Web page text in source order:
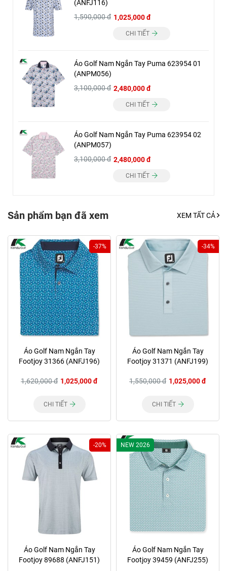
(ANFJ116)
1,590,000 đ 1,025,000 đ
CHI TIẾT
Áo Golf Nam Ngắn Tay Puma 623954 01
(ANPM056)
3,100,000 đ 2,480,000 đ
CHI TIẾT
Áo Golf Nam Ngắn Tay Puma 623954 02
(ANPM057)
3,100,000 đ 2,480,000 đ
CHI TIẾT
Sản phẩm bạn đã xem XEM TẤT CẢ
-37%
Áo Golf Nam Ngắn Tay
Footjoy 31366 (ANFJ196)
1,620,000 đ 1,025,000 đ
CHI TIẾT
-34%
Áo Golf Nam Ngắn Tay
Footjoy 31371 (ANFJ199)
1,550,000 đ 1,025,000 đ
CHI TIẾT
-20%
Áo Golf Nam Ngắn Tay
Footjoy 89688 (ANFJ151)
NEW 2026
Áo Golf Nam Ngắn Tay
Footjoy 39459 (ANFJ255)